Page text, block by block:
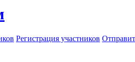
Регистрация участников